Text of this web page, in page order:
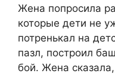
Жена попросила
которые дети не
потренькал на
пазл, построил
бой. Жена